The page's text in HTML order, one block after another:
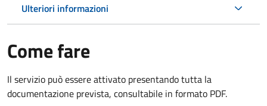
Ulteriori informazioni
Come fare
Il servizio può essere attivato presentando tutta la
documentazione prevista, consultabile in formato PDF.